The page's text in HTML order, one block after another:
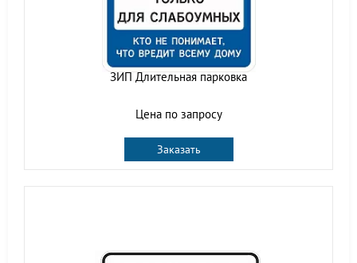
ЗИП Длительная парковка
Цена по запросу
Заказать